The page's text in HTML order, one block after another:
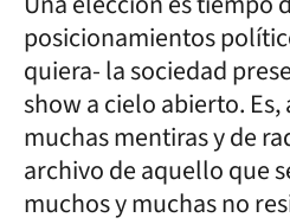
posicionamientos
quiera- la sociedad
show a cielo abierto.
muchas mentiras y de
archivo de aquello que
muchos y muchas no